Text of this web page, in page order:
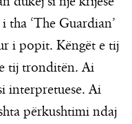
tha ‘The Guardian’
i popit. Këngët e tij
tij tronditën. Ai
interpretuese. Ai
përkushtimi ndaj